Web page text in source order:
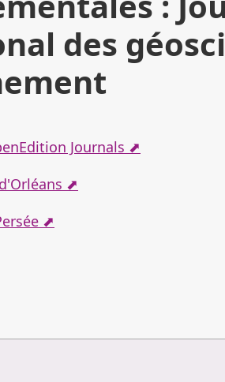
des
Journals ⬈
⬈
⬈